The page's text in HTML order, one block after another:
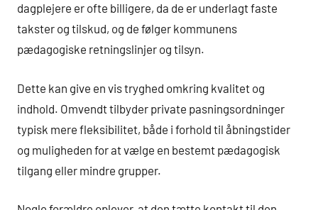
dagplejere er ofte billigere, da de er underlagt faste
takster og tilskud, og de følger kommunens
pædagogiske retningslinjer og tilsyn.
Dette kan give en vis tryghed omkring kvalitet og
indhold. Omvendt tilbyder private pasningsordninger
typisk mere fleksibilitet, både i forhold til åbningstider
og muligheden for at vælge en bestemt pædagogisk
tilgang eller mindre grupper.